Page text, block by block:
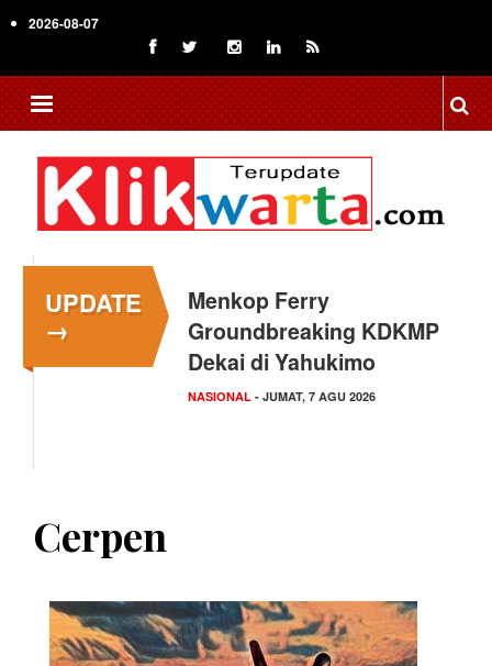
to
content
2026-08-07
UPDATE
→
Menkop Ferry
Groundbreaking KDKMP
Dekai di Yahukimo
NASIONAL - JUMAT, 7 AGU 2026
Cerpen